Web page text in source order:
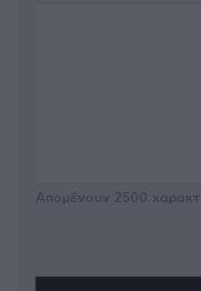
Απομένουν 2500